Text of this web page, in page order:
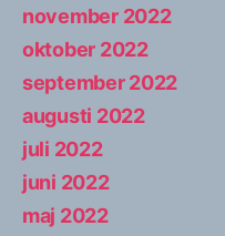
november 2022
oktober 2022
september 2022
augusti 2022
juli 2022
juni 2022
maj 2022